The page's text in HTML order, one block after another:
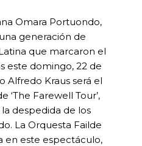
Omara Portuondo,
generación de
que marcaron el
este domingo, 22 de
Alfredo Kraus será el
‘The Farewell Tour’,
despedida de los
La Orquesta Failde
en este espectáculo,